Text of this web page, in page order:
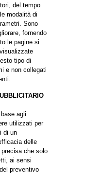
del tempo
modalità di
Sono
fornendo
le pagine si
tipo di
e non collegati
agli
utilizzati per
di un
delle
che solo
ai sensi
preventivo